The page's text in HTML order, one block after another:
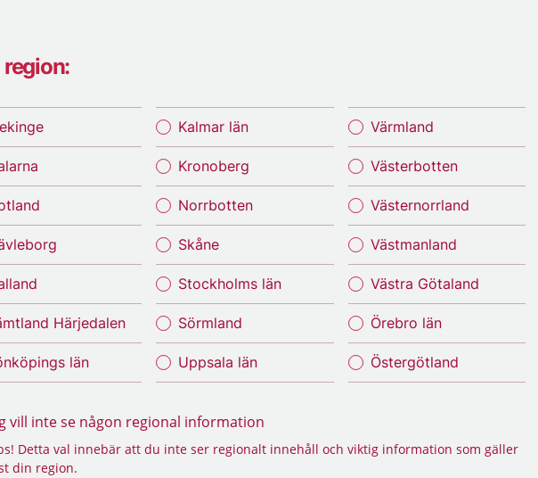
Härjedalen
län
Kalmar län
Kronoberg
Norrbotten
Skåne
Stockholms län
Sörmland
Uppsala län
Värmland
Västerbotten
Västernorrland
Västmanland
Västra Götaland
Örebro län
Östergötland
vill inte se någon regional information
Detta val innebär att du inte ser regionalt innehåll och viktig information som gäller
din region.